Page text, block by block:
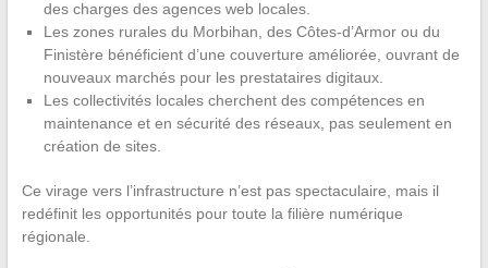
des charges des agences web locales.
Les zones rurales du Morbihan, des Côtes-d’Armor ou du
Finistère bénéficient d’une couverture améliorée, ouvrant de
nouveaux marchés pour les prestataires digitaux.
Les collectivités locales cherchent des compétences en
maintenance et en sécurité des réseaux, pas seulement en
création de sites.
Ce virage vers l’infrastructure n’est pas spectaculaire, mais il
redéfinit les opportunités pour toute la filière numérique
régionale.